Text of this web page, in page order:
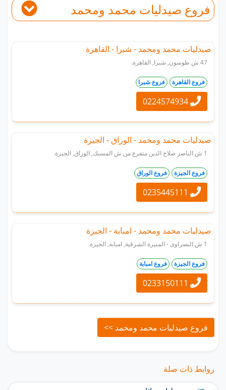
فروع صيدليات محمد ومحمد
صيدليات محمد ومحمد - شبرا - القاهرة
47 ش طوسون, شبرا, القاهرة.
فروع القاهرة فروع شبرا
صيدليات محمد ومحمد - الوراق - الجيزة
1 ش الناصر صلاح الدين متفرع من ش المسبك, الوراق, الجيزة.
فروع الجيزة فروع الوراق
صيدليات محمد ومحمد - امبابة - الجيزة
1 ش البصراوى - المنيرة الشرقية, امبابة, الجيزة.
فروع الجيزة فروع امبابة
فروع صيدليات محمد ومحمد >>
روابط ذات صلة